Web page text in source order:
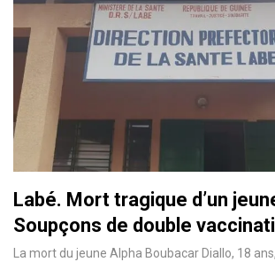
Labé. Mort tragique d’un
Soupçons de double
La mort du jeune Alpha Boubacar Diallo, 18